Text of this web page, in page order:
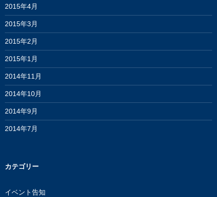
2015年4月
2015年3月
2015年2月
2015年1月
2014年11月
2014年10月
2014年9月
2014年7月
カテゴリー
イベント告知